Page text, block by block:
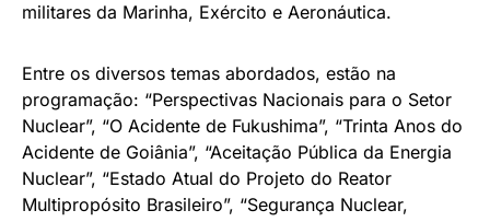
militares da Marinha, Exército e Aeronáutica.
Entre os diversos temas abordados, estão na
programação: “Perspectivas Nacionais para o Setor
Nuclear”, “O Acidente de Fukushima”, “Trinta Anos do
Acidente de Goiânia”, “Aceitação Pública da Energia
Nuclear”, “Estado Atual do Projeto do Reator
Multipropósito Brasileiro”, “Segurança Nuclear,